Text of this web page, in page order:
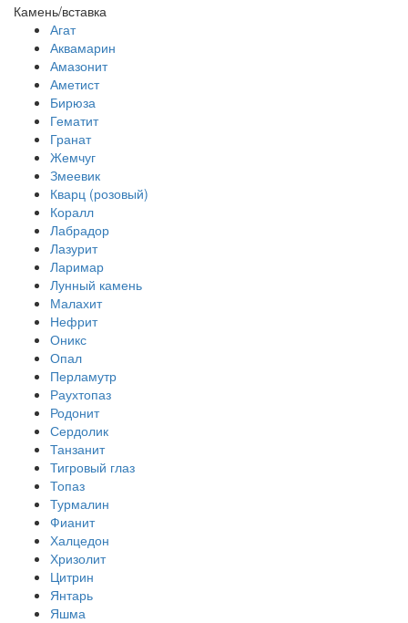
Камень/вставка
Агат
Аквамарин
Амазонит
Аметист
Бирюза
Гематит
Гранат
Жемчуг
Змеевик
Кварц (розовый)
Коралл
Лабрадор
Лазурит
Ларимар
Лунный камень
Малахит
Нефрит
Оникс
Опал
Перламутр
Раухтопаз
Родонит
Сердолик
Танзанит
Тигровый глаз
Топаз
Турмалин
Фианит
Халцедон
Хризолит
Цитрин
Янтарь
Яшма